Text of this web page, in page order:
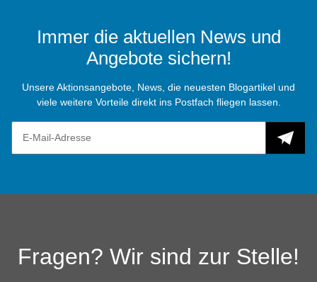
Immer die aktuellen News und
Angebote sichern!
Unsere Aktionsangebote, News, die neuesten Blogartikel und
viele weitere Vorteile direkt ins Postfach fliegen lassen.
Fragen? Wir sind zur Stelle!